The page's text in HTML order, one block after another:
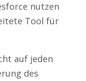
nutzen
Tool für
auf jeden
des